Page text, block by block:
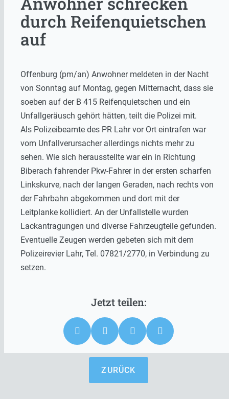
durch Reifenquietschen
auf
Offenburg (pm/an) Anwohner meldeten in der Nacht
von Sonntag auf Montag, gegen Mitternacht, dass sie
soeben auf der B 415 Reifenquietschen und ein
Unfallgeräusch gehört hätten, teilt die Polizei mit.
Als Polizeibeamte des PR Lahr vor Ort eintrafen war
vom Unfallverursacher allerdings nichts mehr zu
sehen. Wie sich herausstellte war ein in Richtung
Biberach fahrender Pkw-Fahrer in der ersten scharfen
Linkskurve, nach der langen Geraden, nach rechts von
der Fahrbahn abgekommen und dort mit der
Leitplanke kollidiert. An der Unfallstelle wurden
Lackantragungen und diverse Fahrzeugteile gefunden.
Eventuelle Zeugen werden gebeten sich mit dem
Polizeirevier Lahr, Tel. 07821/2770, in Verbindung zu
setzen.
ZURÜCK